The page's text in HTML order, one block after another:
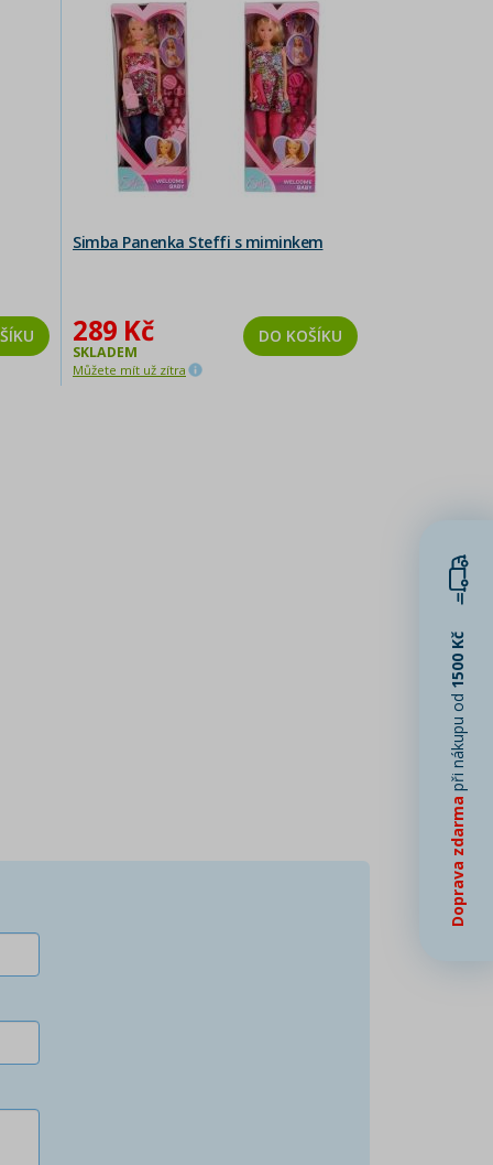
Simba Panenka Steffi s miminkem
289 Kč
SKLADEM
Můžete mít už zítra
DO KOŠÍKU
Doprava zdarma
při nákupu od
1500 Kč